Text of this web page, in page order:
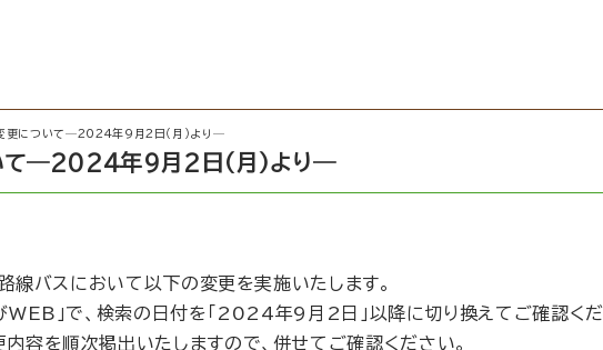
更について─2024年9月2日（月）より─
て─2024年9月2日（月）より─
線バスにおいて以下の変更を実施いたします。
WEB 」で、検索の日付を「2024年9月2日」以降に切り換えてご確認く
容を順次掲出いたしますので、併せてご確認ください。